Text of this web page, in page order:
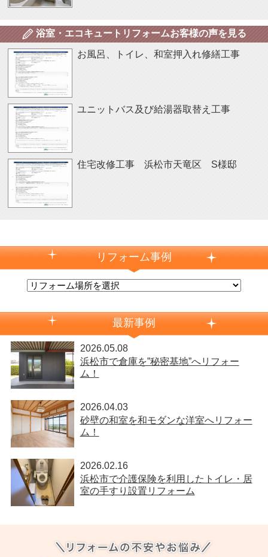
浴室・エコキュートリフォームお客様の声を見る
お風呂、トイレ、和室押入れ修繕工事
ユニットバス及び給湯器取替え工事
住宅改修工事 浜松市天竜区 S様邸
リフォーム事例
最新事例
2026.05.08
浜松市で倉庫を”秘密基地”へリフォー
ム！
2026.04.03
砂壁の和室を和モダンな洋室へリフォー
ム！
2026.02.16
浜松市で介護保険を利用したトイレ・居
室の手すり設置リフォーム